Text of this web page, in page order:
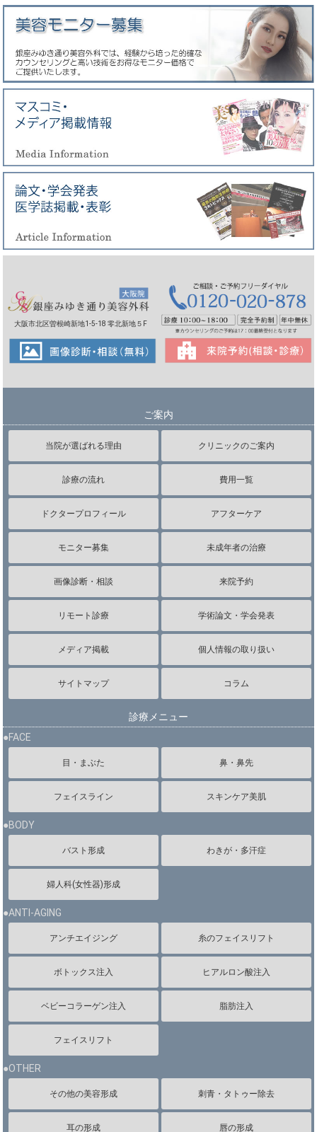
大阪市北区曽根崎新地1-5-18 零北新地５F
ご案内
当院が選ばれる理由 クリニックのご案内
診療の流れ 費用一覧
ドクタープロフィール アフターケア
モニター募集 未成年者の治療
画像診断・相談 来院予約
リモート診療 学術論文・学会発表
メディア掲載 個人情報の取り扱い
サイトマップ コラム
診療メニュー
●FACE
目・まぶた 鼻・鼻先
フェイスライン スキンケア美肌
●BODY
バスト形成 わきが・多汗症
婦人科(女性器)形成
●ANTI-AGING
アンチエイジング 糸のフェイスリフト
ボトックス注入 ヒアルロン酸注入
ベビーコラーゲン注入 脂肪注入
フェイスリフト
●OTHER
その他の美容形成 刺青・タトゥー除去
耳の形成 唇の形成